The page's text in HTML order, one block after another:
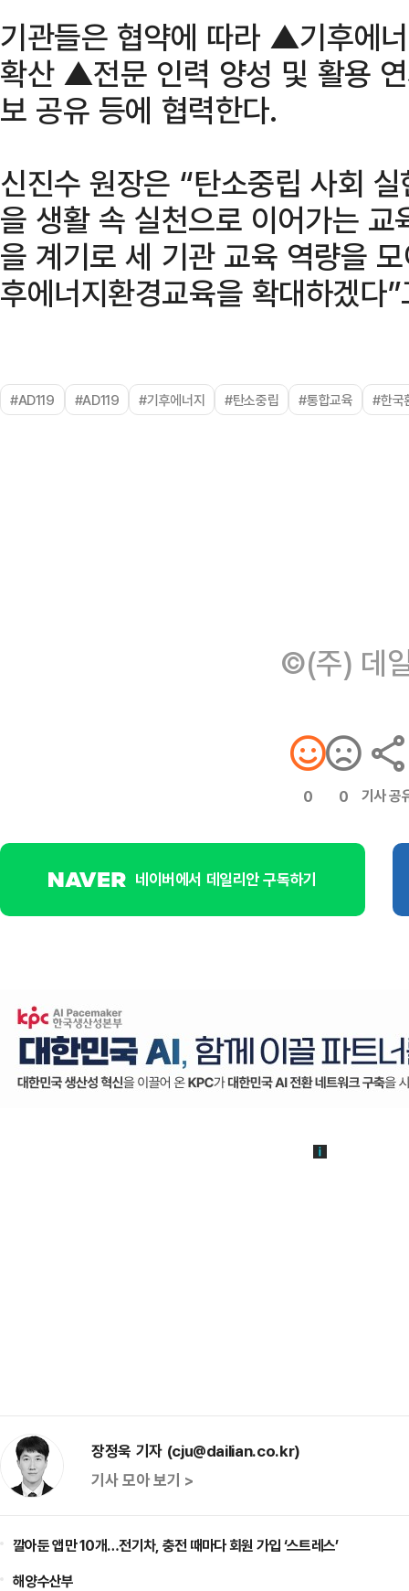
기관들은 협약에 따라 ▲기후에
확산 ▲전문 인력 양성 및 활용
보 공유 등에 협력한다.
신진수 원장은 “탄소중립 사회
을 생활 속 실천으로 이어가는
을 계기로 세 기관 교육 역량을
후에너지환경교육을 확대하겠다
#AD119 #AD119 #기후에너지 #탄소중립 #통합교육 #한국
©(주) 데
0 0 기사 공
네이버에서 데일리안 구독하기
장정욱 기자 (cju@dailian.co.kr)
기사 모아 보기 >
깔아둔 앱만 10개…전기차, 충전 때마다 회원 가입 ‘스트레스’
해양수산부